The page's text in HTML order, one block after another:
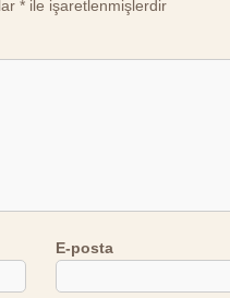
* ile işaretlenmişlerdir
E-posta